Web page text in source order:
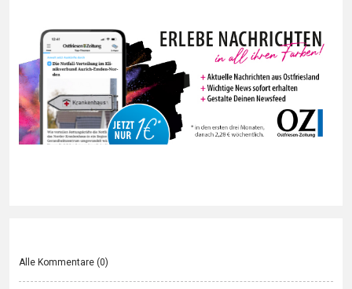
Alle Kommentare (0)